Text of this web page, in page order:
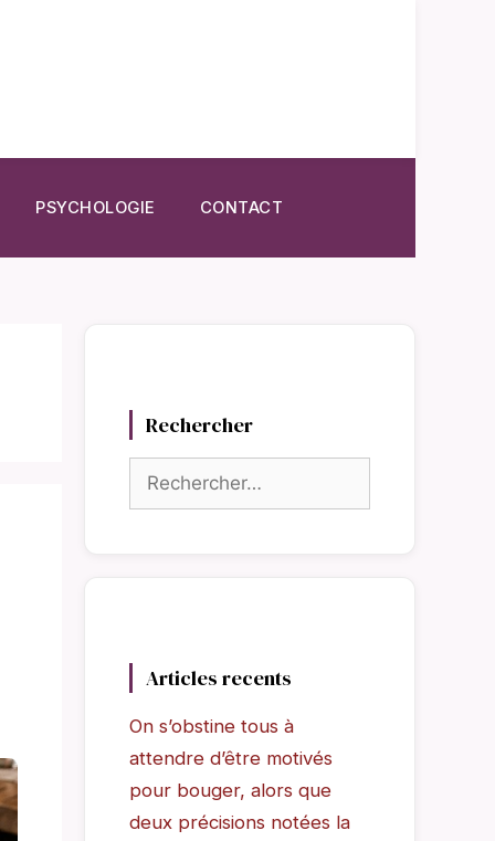
PSYCHOLOGIE CONTACT
Rechercher
Rechercher :
Articles recents
On s’obstine tous à
attendre d’être motivés
pour bouger, alors que
deux précisions notées la